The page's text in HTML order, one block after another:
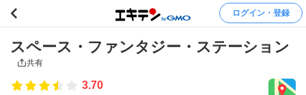
ログイン・登録
スペース・ファンタジー・ステーション
共有
3.70